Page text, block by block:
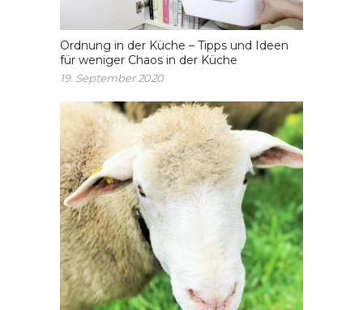
Ordnung in der Küche – Tipps und Ideen
für weniger Chaos in der Küche
19. September 2020